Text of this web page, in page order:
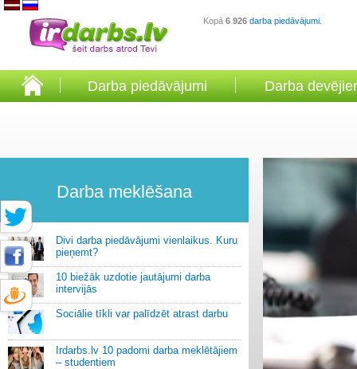
Kopā 6 926 darba piedāvājumi
Darba piedāvājumi Darba
Darba meklēšana
Divi darba piedāvājumi vienlaikus. Kuru
pieņemt?
10 biežāk uzdotie jautājumi darba
intervijās
Sociālie tīkli var palīdzēt atrast darbu
Irdarbs.lv 10 padomi darba meklētājiem
– studentiem